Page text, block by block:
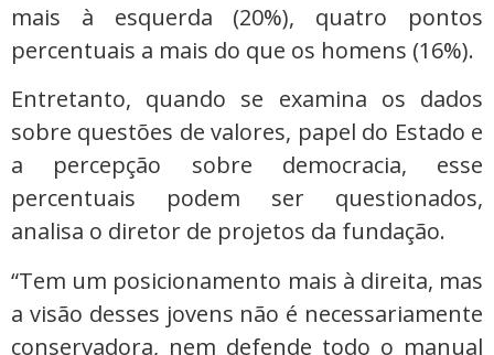
mais à esquerda (20%), quatro pontos
percentuais a mais do que os homens (16%).
Entretanto, quando se examina os dados
sobre questões de valores, papel do Estado e
a percepção sobre democracia, esse
percentuais podem ser questionados,
analisa o diretor de projetos da fundação.
“Tem um posicionamento mais à direita, mas
a visão desses jovens não é necessariamente
conservadora, nem defende todo o manual